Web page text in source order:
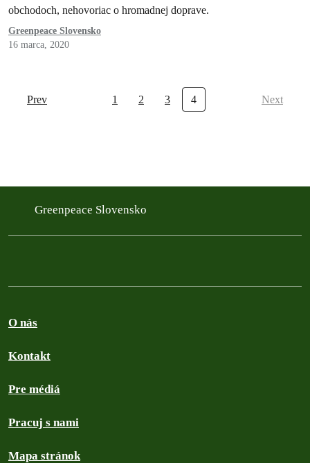
obchodoch, nehovoriac o hromadnej doprave.
Greenpeace Slovensko
16 marca, 2020
Prev 1 2 3 4 Next
Greenpeace Slovensko
O nás
Kontakt
Pre médiá
Pracuj s nami
Mapa stránok